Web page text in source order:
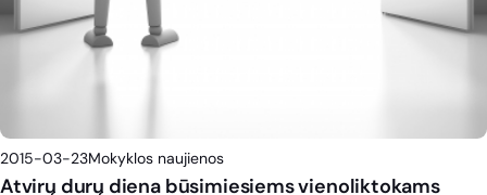
2015-03-23Mokyklos naujienos
Atvirų durų diena būsimiesiems vienoliktokams